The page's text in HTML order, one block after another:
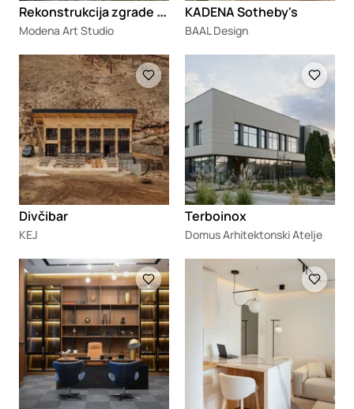
R
ekonstrukcija zgrade ZGOP-a
Modena Art Studio
KADENA Sotheby's
BAAL Design
Loading
Divčibar
KEJ
Terboinox
Domus Arhitektonski Atelje
Loading Loading